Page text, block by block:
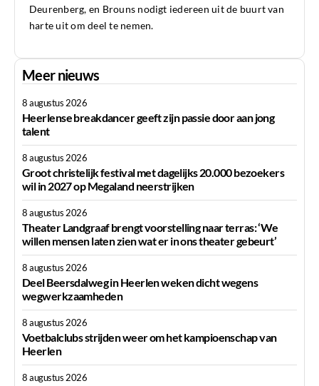
Deurenberg, en Brouns nodigt iedereen uit de buurt van
harte uit om deel te nemen.
Meer nieuws
8 augustus 2026
Heerlense breakdancer geeft zijn passie door aan jong
talent
8 augustus 2026
Groot christelijk festival met dagelijks 20.000 bezoekers
wil in 2027 op Megaland neerstrijken
8 augustus 2026
Theater Landgraaf brengt voorstelling naar terras: ‘We
willen mensen laten zien wat er in ons theater gebeurt’
8 augustus 2026
Deel Beersdalweg in Heerlen weken dicht wegens
wegwerkzaamheden
8 augustus 2026
Voetbalclubs strijden weer om het kampioenschap van
Heerlen
8 augustus 2026